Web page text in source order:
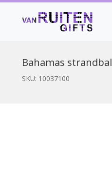
Bahamas strandbal
SKU: 10037100